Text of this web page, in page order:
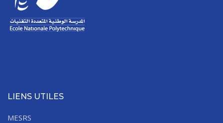
LIENS UTILES
MESRS